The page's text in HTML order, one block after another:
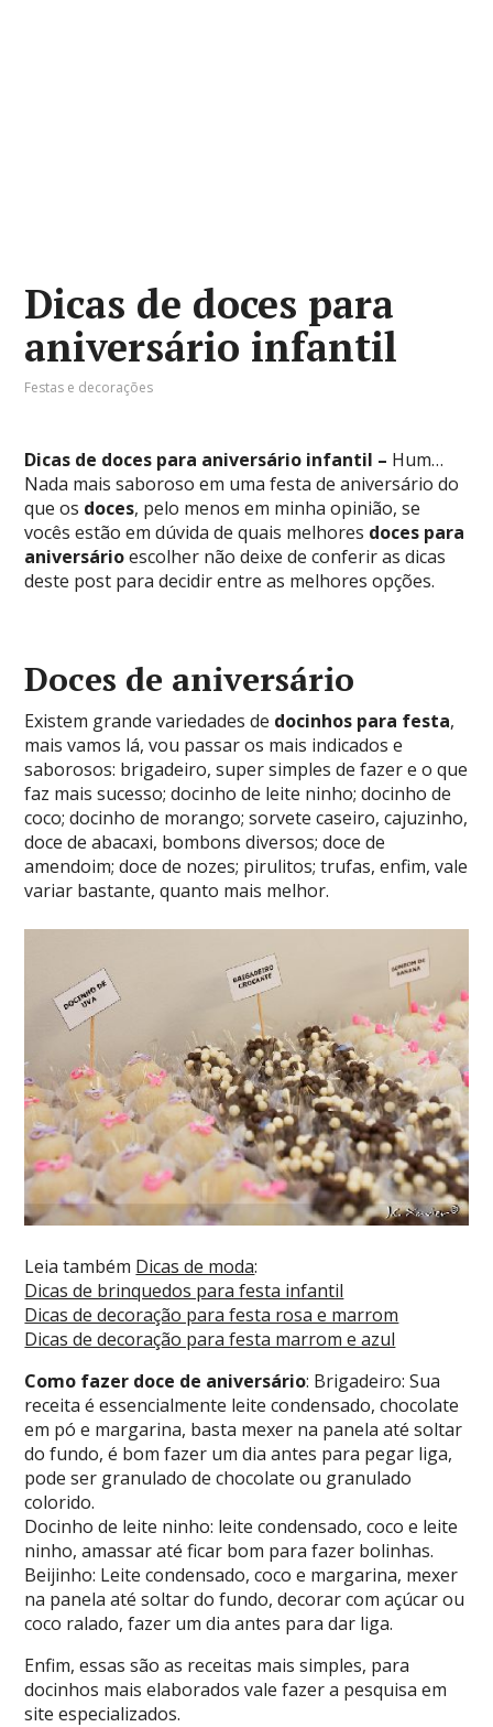
Dicas de doces para
aniversário infantil
Festas e decorações
Dicas de doces para aniversário infantil – Hum…
Nada mais saboroso em uma festa de aniversário do
que os doces, pelo menos em minha opinião, se
vocês estão em dúvida de quais melhores doces para
aniversárioescolher não deixe de conferir as dicas
deste post para decidir entre as melhores opções.
Doces de aniversário
Existem grande variedades de docinhos para festa,
mais vamos lá, vou passar os mais indicados e
saborosos: brigadeiro, super simples de fazer e o que
faz mais sucesso; docinho de leite ninho; docinho de
coco; docinho de morango; sorvete caseiro, cajuzinho,
doce de abacaxi, bombons diversos; doce de
amendoim; doce de nozes; pirulitos; trufas, enfim, vale
variar bastante, quanto mais melhor.
Leia também Dicas de moda:
Dicas de brinquedos para festa infantil
Dicas de decoração para festa rosa e marrom
Dicas de decoração para festa marrom e azul
Como fazer doce de aniversário: Brigadeiro: Sua
receita é essencialmente leite condensado, chocolate
em pó e margarina, basta mexer na panela até soltar
do fundo, é bom fazer um dia antes para pegar liga,
pode ser granulado de chocolate ou granulado
colorido.
Docinho de leite ninho: leite condensado, coco e leite
ninho, amassar até ficar bom para fazer bolinhas.
Beijinho: Leite condensado, coco e margarina, mexer
na panela até soltar do fundo, decorar com açúcar ou
coco ralado, fazer um dia antes para dar liga.
Enfim, essas são as receitas mais simples, para
docinhos mais elaborados vale fazer a pesquisa em
site especializados.